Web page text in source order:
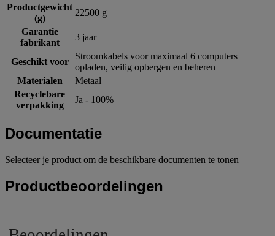
Productgewicht
(g)
22500 g
Garantie
fabrikant
3 jaar
Geschikt voor
Stroomkabels voor maximaal 6 computers
opladen, veilig opbergen en beheren
Materialen
Metaal
Recyclebare
verpakking
Ja - 100%
Documentatie
Selecteer je product om de beschikbare documenten te tonen
Productbeoordelingen